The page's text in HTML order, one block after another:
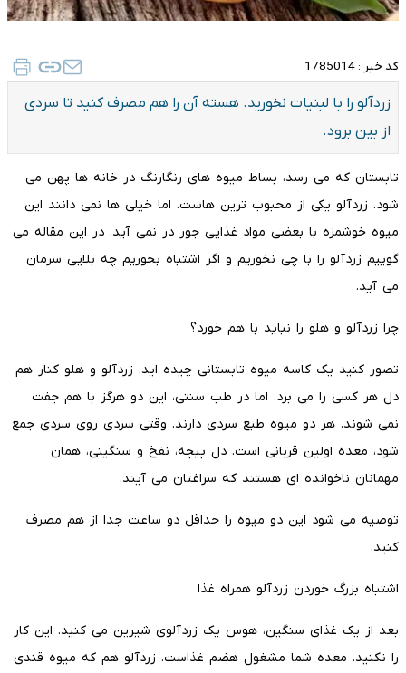
کد خبر : 1785014
زردآلو را با لبنیات نخورید. هسته آن را هم مصرف کنید تا سردی
از بین برود.
تابستان که می رسد، بساط میوه های رنگارنگ در خانه ها پهن می
شود. زردآلو یکی از محبوب ترین هاست. اما خیلی ها نمی دانند این
میوه خوشمزه با بعضی مواد غذایی جور در نمی آید. در این مقاله می
گوییم زردآلو را با چی نخوریم و اگر اشتباه بخوریم چه بلایی سرمان
می آید.
چرا زردآلو و هلو را نباید با هم خورد؟
تصور کنید یک کاسه میوه تابستانی چیده اید. زردآلو و هلو کنار هم
دل هر کسی را می برد. اما در طب سنتی، این دو هرگز با هم جفت
نمی شوند. هر دو میوه طبع سردی دارند. وقتی سردی روی سردی جمع
شود، معده اولین قربانی است. دل پیچه، نفخ و سنگینی، همان
مهمانان ناخوانده ای هستند که سراغتان می آیند.
توصیه می شود این دو میوه را حداقل دو ساعت جدا از هم مصرف
کنید.
اشتباه بزرگ خوردن زردآلو همراه غذا
بعد از یک غذای سنگین، هوس یک زردآلوی شیرین می کنید. این کار
را نکنید. معده شما مشغول هضم غذاست. زردآلو هم که میوه قندی